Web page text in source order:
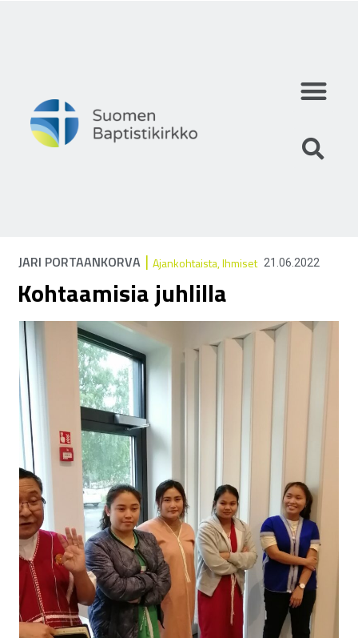
JARI PORTAANKORVA | Ajankohtaista,Ihmiset 21.06.2022
Kohtaamisia juhlilla